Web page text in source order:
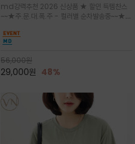
의 미를 살려 말의 윤곽선만 스케치하여
감성을 담은 아이템
md강력추천 2026 신상품 ★ 할인 득템찬스
~~★주.문.대.폭.주 - 컬러별 순차발송중~~★프
말(Horse) 드로잉 티셔츠는 여유로운 실루엣과
감각적인 아트워크로 고급스러운 여름 스타일링
을 완성할 수 있습니다
56,000원
29,000원 48%